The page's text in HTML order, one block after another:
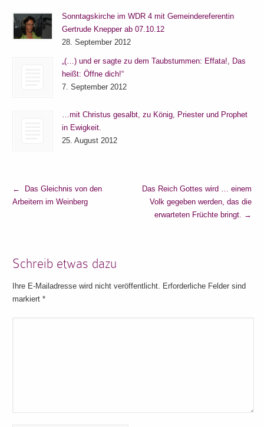
Sonntagskirche im WDR 4 mit Gemeindereferentin
Gertrude Knepper ab 07.10.12
28. September 2012
„(…) und er sagte zu dem Taubstummen: Effata!, Das
heißt: Öffne dich!“
7. September 2012
…mit Christus gesalbt, zu König, Priester und Prophet
in Ewigkeit.
25. August 2012
←
Das Gleichnis von den
Arbeitern im Weinberg
Das Reich Gottes wird … einem
Volk gegeben werden, das die
erwarteten Früchte bringt.
→
Schreib etwas dazu
Ihre E-Mailadresse wird nicht veröffentlicht. Erforderliche Felder sind
markiert*